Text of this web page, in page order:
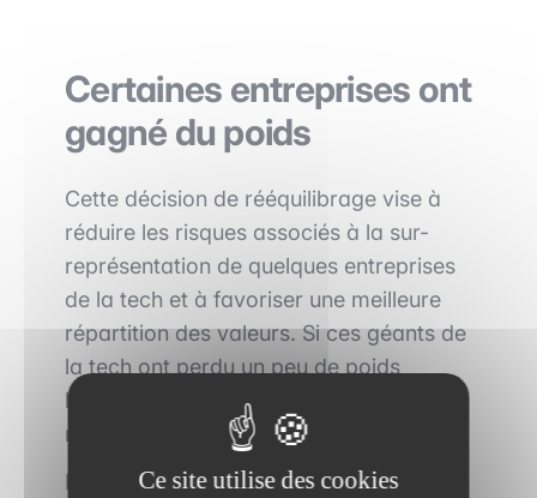
Certaines entreprises ont
gagné du poids
Cette décision de rééquilibrage vise à
réduire les risques associés à la sur-
représentation de quelques entreprises
de la tech et à favoriser une meilleure
répartition des valeurs. Si ces géants de
la tech ont perdu un peu de poids
boursier, d'autres en revanche ont
mécaniquement pris de l'embonpoint.
Parmi les entreprises qui gagnent le plus
Ce site utilise des cookies